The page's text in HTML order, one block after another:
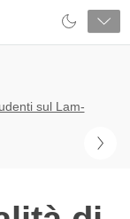
sul Lam-